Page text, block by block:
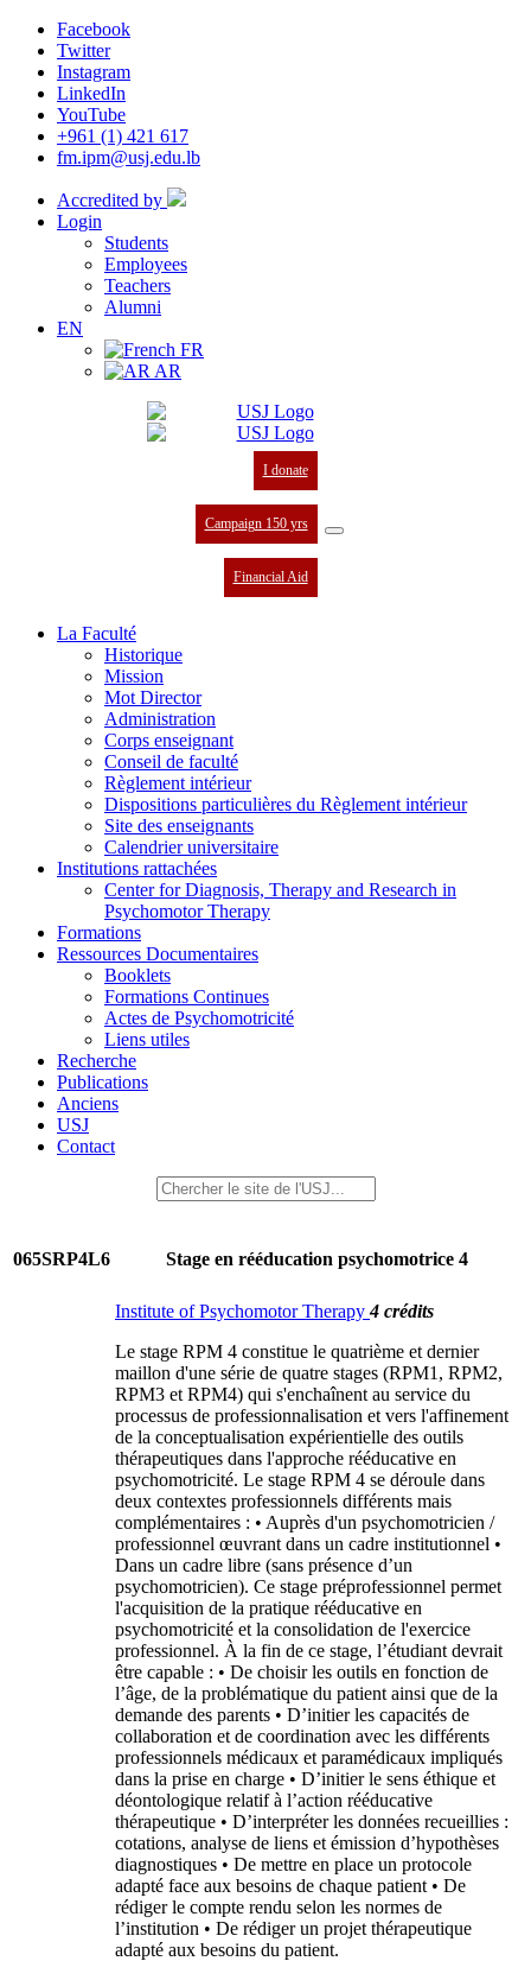
Facebook
Twitter
Instagram
LinkedIn
YouTube
+961 (1) 421 617
fm.ipm@usj.edu.lb
Accredited by
Login
Students
Employees
Teachers
Alumni
EN
FR
AR
I donate
Campaign 150 yrs
Financial Aid
La Faculté
Historique
Mission
Mot Director
Administration
Corps enseignant
Conseil de faculté
Règlement intérieur
Dispositions particulières du Règlement intérieur
Site des enseignants
Calendrier universitaire
Institutions rattachées
Center for Diagnosis, Therapy and Research in
Psychomotor Therapy
Formations
Ressources Documentaires
Booklets
Formations Continues
Actes de Psychomotricité
Liens utiles
Recherche
Publications
Anciens
USJ
Contact
065SRP4L6 Stage en rééducation psychomotrice 4
Institute of Psychomotor Therapy4 crédits
Le stage RPM 4 constitue le quatrième et dernier
maillon d'une série de quatre stages (RPM1, RPM2,
RPM3 et RPM4) qui s'enchaînent au service du
processus de professionnalisation et vers l'affinement
de la conceptualisation expérientielle des outils
thérapeutiques dans l'approche rééducative en
psychomotricité. Le stage RPM 4 se déroule dans
deux contextes professionnels différents mais
complémentaires : • Auprès d'un psychomotricien /
professionnel œuvrant dans un cadre institutionnel •
Dans un cadre libre (sans présence d’un
psychomotricien). Ce stage préprofessionnel permet
l'acquisition de la pratique rééducative en
psychomotricité et la consolidation de l'exercice
professionnel. À la fin de ce stage, l’étudiant devrait
être capable : • De choisir les outils en fonction de
l’âge, de la problématique du patient ainsi que de la
demande des parents • D’initier les capacités de
collaboration et de coordination avec les différents
professionnels médicaux et paramédicaux impliqués
dans la prise en charge • D’initier le sens éthique et
déontologique relatif à l’action rééducative
thérapeutique • D’interpréter les données recueillies :
cotations, analyse de liens et émission d’hypothèses
diagnostiques • De mettre en place un protocole
adapté face aux besoins de chaque patient • De
rédiger le compte rendu selon les normes de
l’institution • De rédiger un projet thérapeutique
adapté aux besoins du patient.